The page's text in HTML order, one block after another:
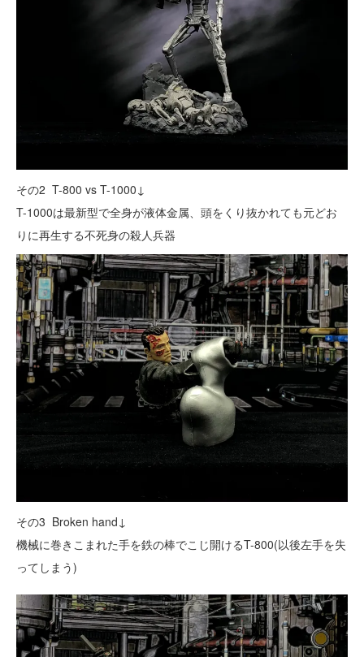
その2 T-800 vs T-1000↓
T-1000は最新型で全身が液体金属、頭をくり抜かれても元どお
りに再生する不死身の殺人兵器
その3 Broken hand↓
機械に巻きこまれた手を鉄の棒でこじ開けるT-800(以後左手を失
ってしまう)